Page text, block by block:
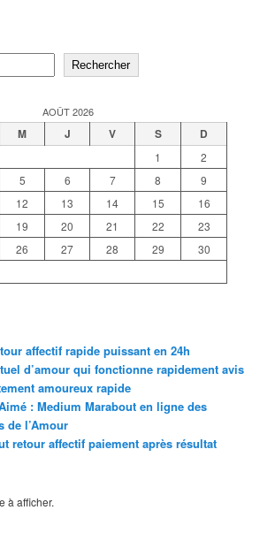
Rechercher
AOÛT 2026
M J V S D
1
2
5 6 7 8
9
12 13 14 15
16
19 20 21 22
23
26 27 28 29
30
affectif rapide puissant en 24h
d’amour qui fonctionne rapidement avis
amoureux rapide
: Medium Marabout en ligne des
de l’Amour
retour affectif paiement après résultat
à afficher.